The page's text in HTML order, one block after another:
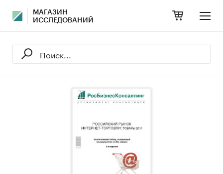
МАГАЗИН
ИССЛЕДОВАНИЙ